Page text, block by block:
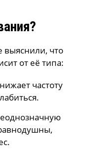
выяснили, что
от её типа:
частоту